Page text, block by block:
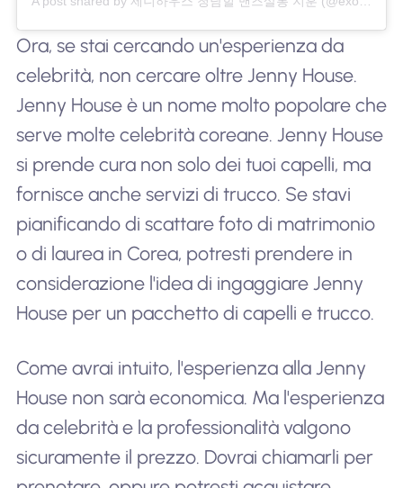
Ora, se stai cercando un'esperienza da
celebrità, non cercare oltre Jenny House.
Jenny House è un nome molto popolare che
serve molte celebrità coreane. Jenny House
si prende cura non solo dei tuoi capelli, ma
fornisce anche servizi di trucco. Se stavi
pianificando di scattare foto di matrimonio
o di laurea in Corea, potresti prendere in
considerazione l'idea di ingaggiare Jenny
House per un pacchetto di capelli e trucco.
Come avrai intuito, l'esperienza alla Jenny
House non sarà economica. Ma l'esperienza
da celebrità e la professionalità valgono
sicuramente il prezzo. Dovrai chiamarli per